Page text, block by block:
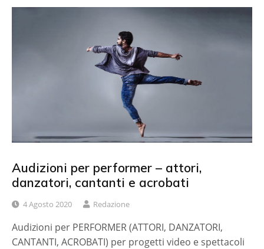
Audizioni per performer – attori,
danzatori, cantanti e acrobati
4 Agosto 2020 Redazione
Audizioni per PERFORMER (ATTORI, DANZATORI,
CANTANTI, ACROBATI) per progetti video e spettacoli